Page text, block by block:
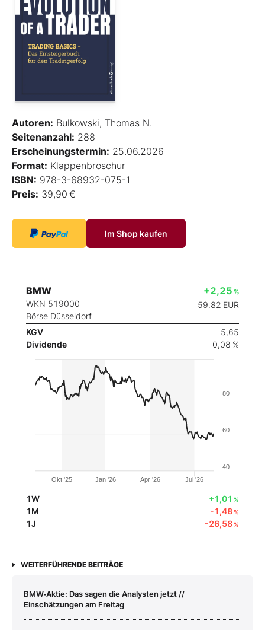
Autoren: Bulkowski, Thomas N.
Seitenanzahl: 288
Erscheinungstermin: 25.06.2026
Format: Klappenbroschur
ISBN: 978-3-68932-075-1
Preis: 39,90 €
Im Shop kaufen
BMW
WKN 519000
Börse Düsseldorf
+2,25 %
59,82 EUR
KGV
5,65
Dividende
0,08 %
Okt '25 Jan '26 Apr '26 Jul '26
40
60
80
1W +1,01 %
1M -1,48%
1J -26,58%
WEITERFÜHRENDE BEITRÄGE
BMW‑Aktie: Das sagen die Analysten jetzt //
Einschätzungen am Freitag